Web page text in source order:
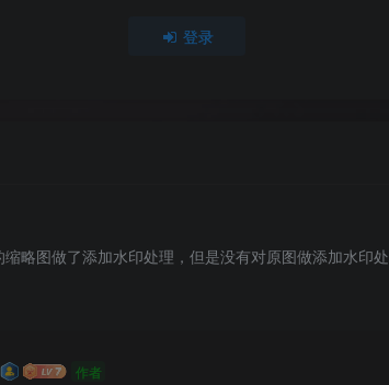
登录
略图做了添加水印处理，但是没有对原图做添加水印
作者